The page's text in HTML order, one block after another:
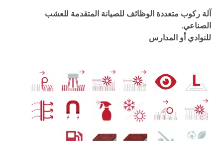
آلة ركوب متعددة الوظائف للصيانة المتقدمة للعشب
الصناعي.
للنوادي أو المدارس